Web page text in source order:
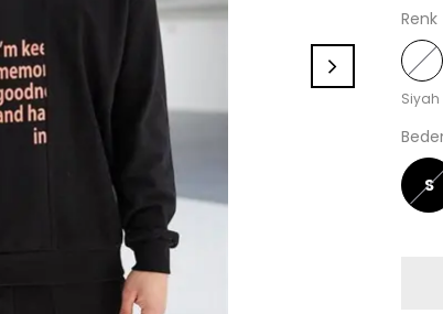
Renk
Siyah
S